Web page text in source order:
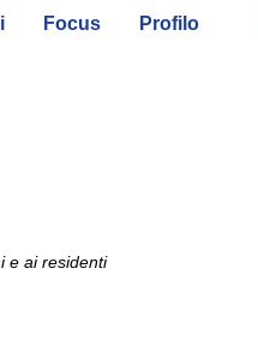
Focus Profilo
e ai residenti